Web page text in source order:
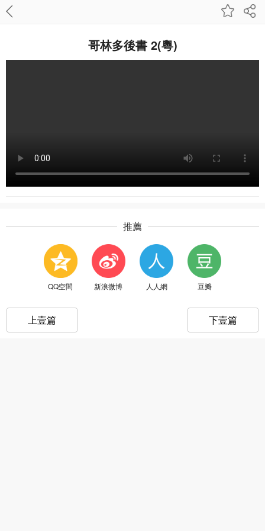
哥林多後書 2(粵)
推薦
QQ空間 新浪微博 人人網 豆瓣
上壹篇 下壹篇